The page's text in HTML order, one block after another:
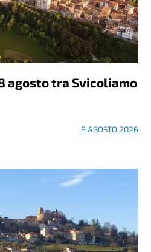
agosto tra Svicoliamo
8 AGOSTO 2026